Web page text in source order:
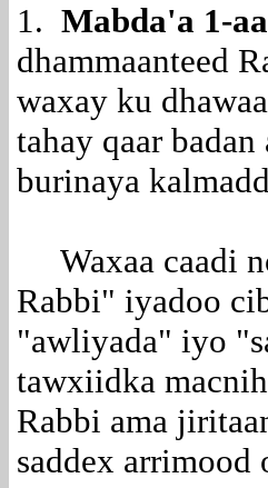
1. Mabda'a 1-
dhammaanteed
waxay ku
tahay qaar
burinaya
Waxaa caadi
Rabbi" iyadoo
"awliyada" iyo
tawxiidka
Rabbi ama
saddex arrimood